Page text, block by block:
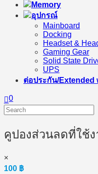
Memory
อุปกรณ์
Mainboard
Docking
Headset &
Gaming Gear
Solid State
UPS
ต่อประกัน/Extended
0
คูปองส่วนลดที่ใช้ง
×
100 ฿